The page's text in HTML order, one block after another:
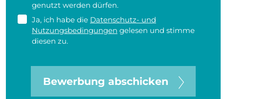
genutzt werden dürfen.
Ja, ich habe die Datenschutz- und
Nutzungsbedingungen gelesen und stimme
diesen zu.
Bewerbung abschicken